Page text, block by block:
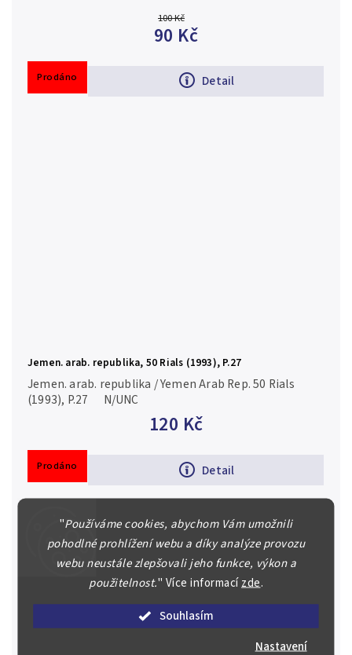
"Používáme cookies, abychom Vám umožnili
pohodlné prohlížení webu a díky analýze provozu
webu neustále zlepšovali jeho funkce, výkon a
použitelnost." Více informacízde.
Souhlasím
Nastavení
100 Kč
90 Kč
Detail
Prodáno
Jemen. arab. republika, 50 Rials (1993), P.27
120 Kč
Detail
Jemen. arab. republika / Yemen Arab Rep. 50 Rials
(1993), P.27 N/UNC
Prodáno